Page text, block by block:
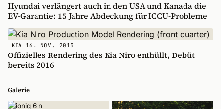
Hyundai verlängert auch in den USA und Kanada die
EV-Garantie: 15 Jahre Abdeckung für ICCU-Probleme
KIA 16. NOV. 2015
Offizielles Rendering des Kia Niro enthüllt, Debüt
bereits 2016
Galerie